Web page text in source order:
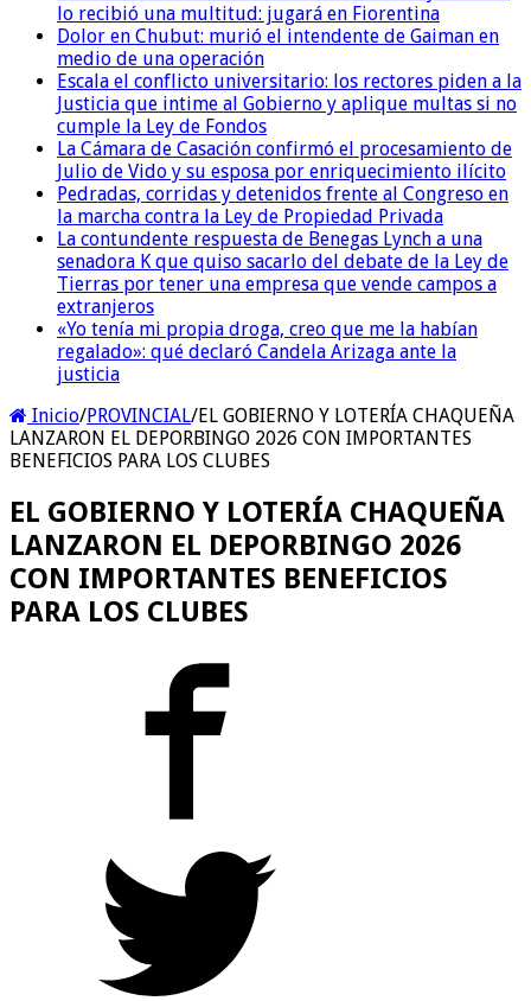
lo recibió una multitud: jugará en Fiorentina
Dolor en Chubut: murió el intendente de Gaiman en
medio de una operación
Escala el conflicto universitario: los rectores piden a la
Justicia que intime al Gobierno y aplique multas si no
cumple la Ley de Fondos
La Cámara de Casación confirmó el procesamiento de
Julio de Vido y su esposa por enriquecimiento ilícito
Pedradas, corridas y detenidos frente al Congreso en
la marcha contra la Ley de Propiedad Privada
La contundente respuesta de Benegas Lynch a una
senadora K que quiso sacarlo del debate de la Ley de
Tierras por tener una empresa que vende campos a
extranjeros
«Yo tenía mi propia droga, creo que me la habían
regalado»: qué declaró Candela Arizaga ante la
justicia
Inicio/PROVINCIAL/EL GOBIERNO Y LOTERÍA CHAQUEÑA
LANZARON EL DEPORBINGO 2026 CON IMPORTANTES
BENEFICIOS PARA LOS CLUBES
EL GOBIERNO Y LOTERÍA CHAQUEÑA
LANZARON EL DEPORBINGO 2026
CON IMPORTANTES BENEFICIOS
PARA LOS CLUBES